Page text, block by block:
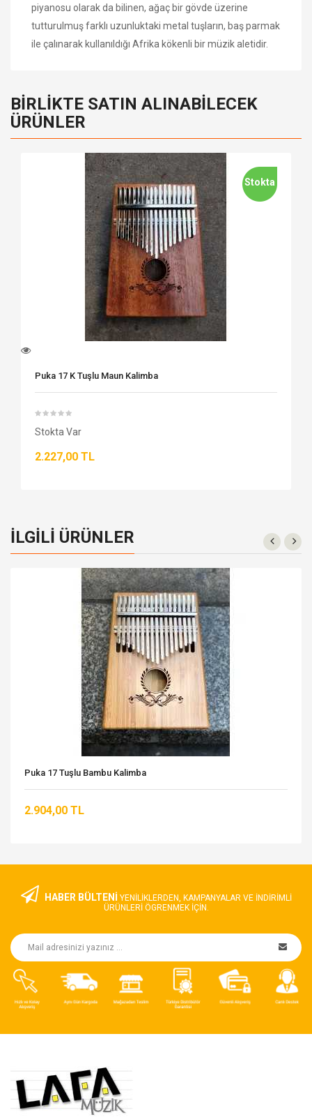
piyanosu olarak da bilinen, ağaç bir gövde üzerine
tutturulmuş farklı uzunluktaki metal tuşların, baş parmak
ile çalınarak kullanıldığı Afrika kökenli bir müzik aletidir.
BIRLIKTE SATIN ALINABILECEK
ÜRÜNLER
Stokta
Puka 17 K Tuşlu Maun Kalimba
Stokta Var
2.227,00 TL
İLGILI ÜRÜNLER
Puka 17 Tuşlu Bambu Kalimba
2.904,00 TL
HABER BÜLTENİ YENILIKLERDEN, KAMPANYALAR VE INDIRIMLI
ÜRÜNLERI ÖGRENMEK IÇIN.